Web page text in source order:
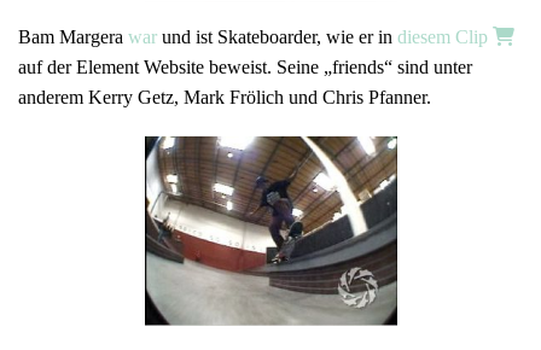
Bam Margera war und ist Skateboarder, wie er in diesem Clip
auf der Element Website beweist. Seine „friends“ sind unter
anderem Kerry Getz, Mark Frölich und Chris Pfanner.